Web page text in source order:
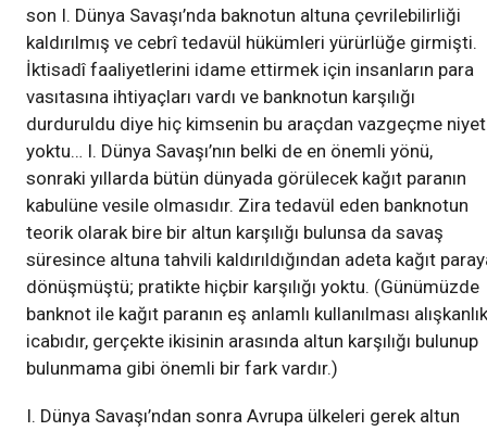
son I. Dünya Savaşı’nda baknotun altuna çevrilebilirliği
kaldırılmış ve cebrî tedavül hükümleri yürürlüğe girmişti.
İktisadî faaliyetlerini idame ettirmek için insanların para
vasıtasına ihtiyaçları vardı ve banknotun karşılığı
durduruldu diye hiç kimsenin bu araçdan vazgeçme
yoktu… I. Dünya Savaşı’nın belki de en önemli yönü,
sonraki yıllarda bütün dünyada görülecek kağıt paranın
kabulüne vesile olmasıdır. Zira tedavül eden banknotun
teorik olarak bire bir altun karşılığı bulunsa da savaş
süresince altuna tahvili kaldırıldığından adeta kağıt
dönüşmüştü; pratikte hiçbir karşılığı yoktu. (Günümüzde
banknot ile kağıt paranın eş anlamlı kullanılması alışkanlık
icabıdır, gerçekte ikisinin arasında altun karşılığı bulunup
bulunmama gibi önemli bir fark vardır.)
I. Dünya Savaşı’ndan sonra Avrupa ülkeleri gerek altun